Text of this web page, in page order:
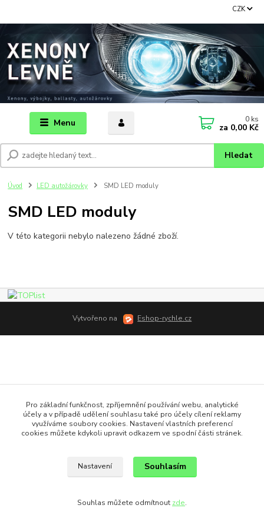
Menu
CZK
Hledat
0 ks
za 0,00 Kč
Úvod LED autožárovky SMD LED moduly
SMD LED moduly
V této kategorii nebylo nalezeno žádné zboží.
Vytvořeno na Eshop-rychle.cz
Pro základní funkčnost, zpříjemnění používání webu, analytické
účely a v případě udělení souhlasu také pro účely cílení reklamy
využíváme soubory cookies. Nastavení vlastních preferencí
cookies můžete kdykoli upravit odkazem ve spodní části stránek.
Nastavení Souhlasím
Souhlas můžete odmítnout zde.